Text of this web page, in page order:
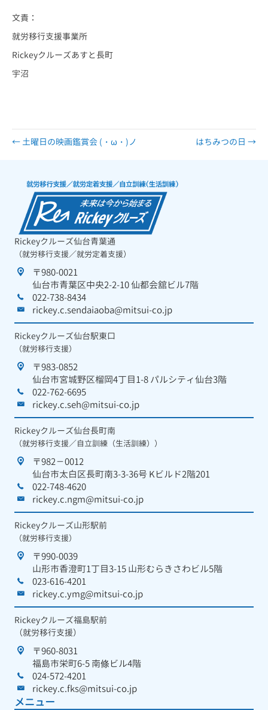
文責：
就労移行支援事業所
Rickeyクルーズあすと長町
宇沼
← 土曜日の映画鑑賞会 (・ω・)ノ はちみつの日 →
Rickeyクルーズ仙台青葉通
（就労移行支援／就労定着支援）
〒980-0021
仙台市青葉区中央2-2-10 仙都会舘ビル7階
022-738-8434
rickey.c.sendaiaoba@mitsui-co.jp
Rickeyクルーズ仙台駅東口
（就労移行支援）
〒983-0852
仙台市宮城野区榴岡4丁目1-8 パルシティ仙台3階
022-762-6695
rickey.c.seh@mitsui-co.jp
Rickeyクルーズ仙台長町南
（就労移行支援／自立訓練（生活訓練））
〒982－0012
仙台市太白区長町南3-3-36号 Kビルド2階201
022-748-4620
rickey.c.ngm@mitsui-co.jp
Rickeyクルーズ山形駅前
（就労移行支援）
〒990-0039
山形市香澄町1丁目3-15 山形むらきさわビル5階
023-616-4201
rickey.c.ymg@mitsui-co.jp
Rickeyクルーズ福島駅前
（就労移行支援）
〒960-8031
福島市栄町6-5 南條ビル4階
024-572-4201
rickey.c.fks@mitsui-co.jp
メニュー